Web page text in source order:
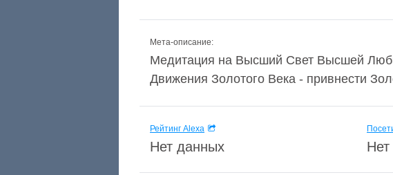
Мета-описание:
Медитация на Высший Свет Высшей
Движения Золотого Века - привнести
Рейтинг Alexa
Нет данных